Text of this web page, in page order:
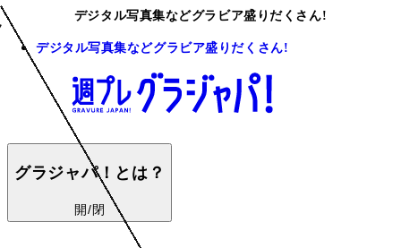
デジタル写真集などグラビア盛りだくさん!
デジタル写真集などグラビア盛りだくさん!
グラジャパ！とは？
開/閉